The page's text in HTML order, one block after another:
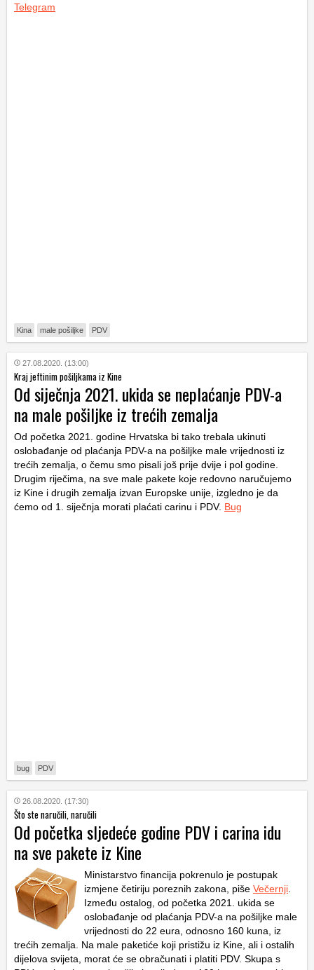
Telegram
Kina male pošiljke PDV
27.08.2020. (13:00)
Kraj jeftinim pošiljkama iz Kine
Od siječnja 2021. ukida se neplaćanje PDV-a
na male pošiljke iz trećih zemalja
Od početka 2021. godine Hrvatska bi tako trebala ukinuti
oslobađanje od plaćanja PDV-a na pošiljke male vrijednosti iz
trećih zemalja, o čemu smo pisali još prije dvije i pol godine.
Drugim riječima, na sve male pakete koje redovno naručujemo
iz Kine i drugih zemalja izvan Europske unije, izgledno je da
ćemo od 1. siječnja morati plaćati carinu i PDV. Bug
bug PDV
26.08.2020. (17:30)
Što ste naručili, naručili
Od početka sljedeće godine PDV i carina idu
na sve pakete iz Kine
Ministarstvo financija pokrenulo je postupak
izmjene četiriju poreznih zakona, piše Večernji.
Između ostalog, od početka 2021. ukida se
oslobađanje od plaćanja PDV-a na pošiljke male
vrijednosti do 22 eura, odnosno 160 kuna, iz
trećih zemalja. Na male paketiće koji pristižu iz Kine, ali i ostalih
dijelova svijeta, morat će se obračunati i platiti PDV. Skupa s